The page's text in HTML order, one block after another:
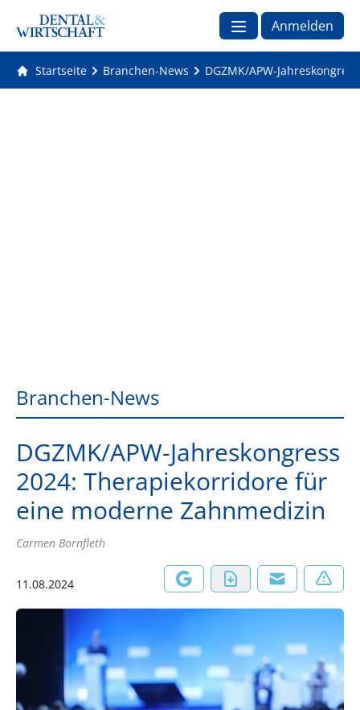
Anmelden
Startseite Branchen-News DGZMK/APW-
Branchen-News
DGZMK/APW-Jahreskongress
2024: Therapiekorridore für
eine moderne Zahnmedizin
Carmen Bornfleth
11.08.2024